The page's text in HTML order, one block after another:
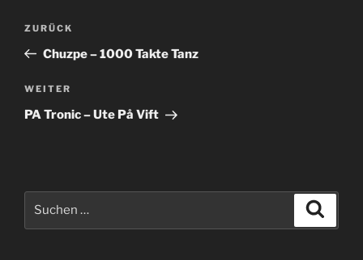
Beitragsnavigation
Vorheriger
Beitrag
ZURÜCK
Chuzpe – 1000 Takte Tanz
Nächster
Beitrag
WEITER
PA Tronic – Ute På Vift